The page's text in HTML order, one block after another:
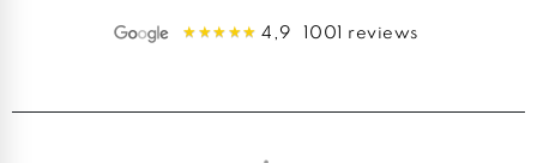
4,9 1001 reviews